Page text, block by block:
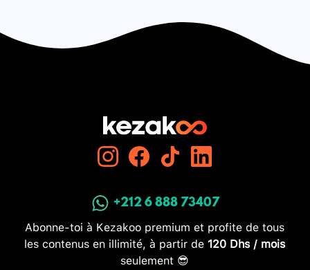
+212 6 888 73407
Abonne-toi à Kezakoo premium et profite de tous
les contenus en illimité, à partir de 120 Dhs / mois
seulement 😎